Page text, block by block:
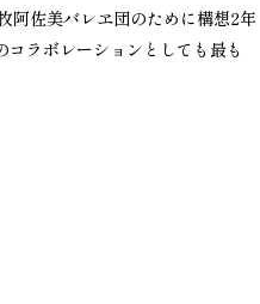
阿佐美バレヱ団のために構想2年
ラボレーションとしても最も